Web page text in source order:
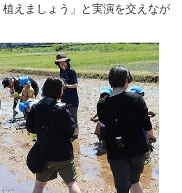
えましょう」と実演を交えなが